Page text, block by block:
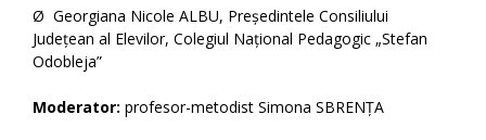
Ø Georgiana Nicole ALBU, Președintele Consiliului
Județean al Elevilor, Colegiul Național Pedagogic „Stefan
Odobleja”
Moderator: profesor-metodist Simona SBRENȚA